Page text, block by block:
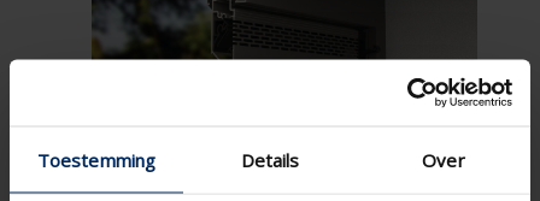
Toestemming Details Over